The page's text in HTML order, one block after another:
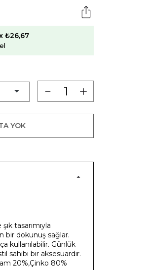
₺26,67
YOK
tasarımıyla
bir dokunuş sağlar.
kullanılabilir. Günlük
sahibi bir aksesuardır.
20%,Çinko 80%